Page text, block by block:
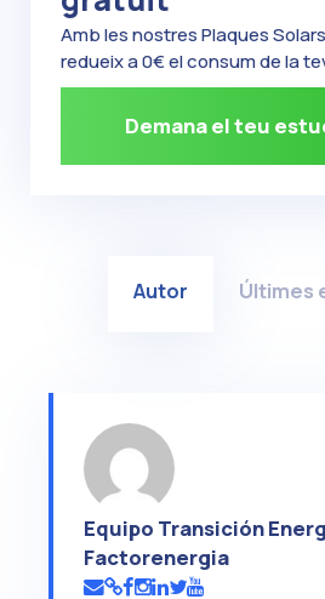
Amb les nostres Plaques
redueix a 0€ el consum de la
Demana el teu
Autor Últimes
Equipo Transición
Factorenergia